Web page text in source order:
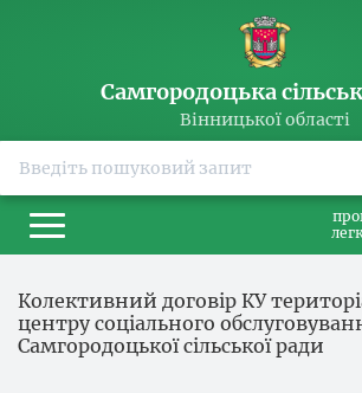
Самгородоцька
Вінницької області
Колективний договір КУ
центру соціального
Самгородоцької сільської ради